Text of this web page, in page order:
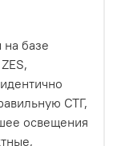
базе
СТГ,
освещения